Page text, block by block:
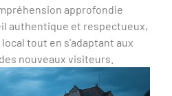
approfondie
authentique et respectueux,
tout en s'adaptant aux
nouveaux visiteurs.